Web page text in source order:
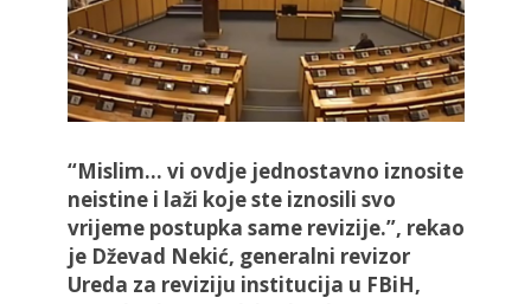
“Mislim… vi ovdje jednostavno iznosite
neistine i laži koje ste iznosili svo
vrijeme postupka same revizije.”, rekao
je Dževad Nekić, generalni revizor
Ureda za reviziju institucija u FBiH,